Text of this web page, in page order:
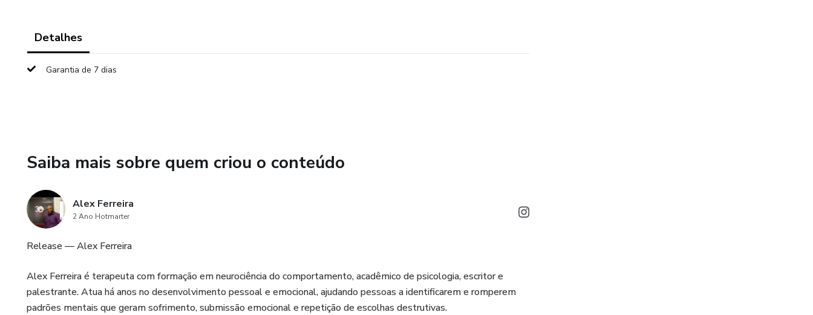
Detalhes
Garantia de 7 dias
Saiba mais sobre quem criou o conteúdo
Alex Ferreira
2 Ano Hotmarter
Release — Alex Ferreira
Alex Ferreira é terapeuta com formação em neurociência do comportamento, acadêmico de psicologia, escritor e
palestrante. Atua há anos no desenvolvimento pessoal e emocional, ajudando pessoas a identificarem e romperem
padrões mentais que geram sofrimento, submissão emocional e repetição de escolhas destrutivas.